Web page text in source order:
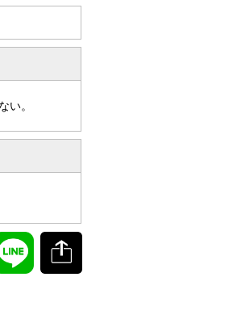
い。